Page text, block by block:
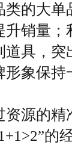
类的大单
升销量；
道具，
形象保持
资源的精
的